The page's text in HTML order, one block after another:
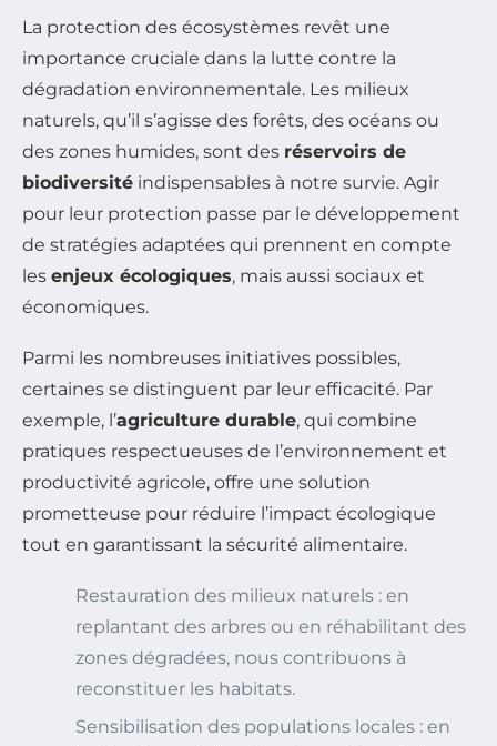
La protection des écosystèmes revêt une
importance cruciale dans la lutte contre la
dégradation environnementale. Les milieux
naturels, qu’il s’agisse des forêts, des océans ou
des zones humides, sont des réservoirs de
biodiversité indispensables à notre survie. Agir
pour leur protection passe par le développement
de stratégies adaptées qui prennent en compte
les enjeux écologiques, mais aussi sociaux et
économiques.
Parmi les nombreuses initiatives possibles,
certaines se distinguent par leur efficacité. Par
exemple, l’agriculture durable, qui combine
pratiques respectueuses de l’environnement et
productivité agricole, offre une solution
prometteuse pour réduire l’impact écologique
tout en garantissant la sécurité alimentaire.
Restauration des milieux naturels : en
replantant des arbres ou en réhabilitant des
zones dégradées, nous contribuons à
reconstituer les habitats.
Sensibilisation des populations locales : en